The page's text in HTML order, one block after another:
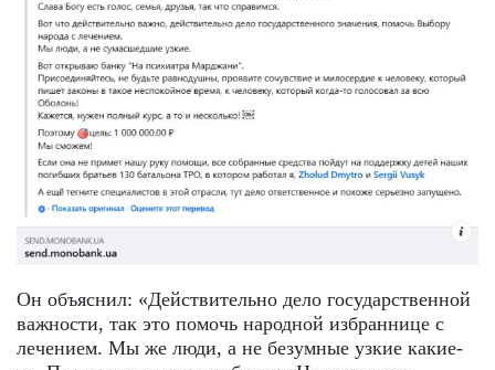
Он объяснил: «Действительно дело государственной
важности, так это помочь народной избраннице с
лечением. Мы же люди, а не безумные узкие какие-